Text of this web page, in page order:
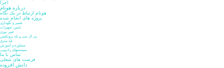
اجرا
درباره هونام
هونام ارتباط در یک نگاه
پروژه های انجام شده
تعمیر و نگهداری
تامین تجهیزات
فیبر نوری
پی ال سی و تله پروتکشن
تله متری
مشاوره و آموزش
سیستمهای رادیویی
تماس با ما
فرصت های شغلی
دانش افزوده